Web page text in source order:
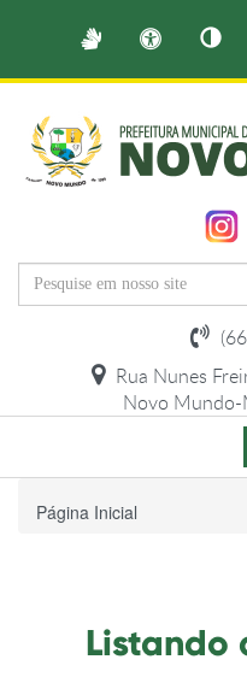
Rua Nunes
Novo
Página Inicial
Listando